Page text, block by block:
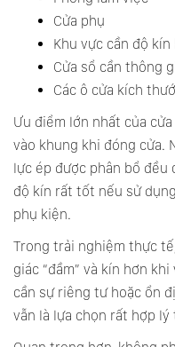
Cửa phụ
Khu vực cần độ kín
Cửa sổ cần thông
Các ô cửa kích
Ưu điểm lớn nhất của
vào khung khi đóng cửa.
lực ép được phân bổ đều
độ kín rất tốt nếu sử
phụ kiện.
Trong trải nghiệm thực
giác “đầm” và kín hơn
cần sự riêng tư hoặc ổn
vẫn là lựa chọn rất hợp